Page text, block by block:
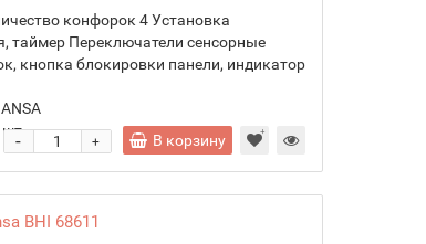
конфорок 4 Установка
таймер Переключатели сенсорные
кнопка блокировки панели, индикатор
шт.
+
- В корзину
BHI 68611